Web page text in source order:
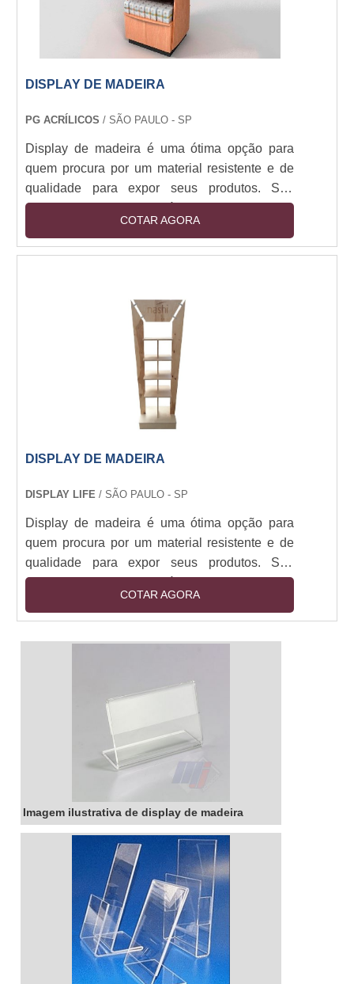
DISPLAY DE MADEIRA
PG ACRÍLICOS/ SÃO PAULO - SP
Display de madeira é uma ótima opção para
quem procura por um material resistente e de
qualidade para expor seus produtos. Seu
design moderno e versátil permite que seja
usado em diversos ambientes, desde lojas até
escritórios. Além disso, é possível personalizar
Seja para expor produtos, serviços ou
informações, o display de madeira é a escolha
COTAR AGORA
DISPLAY DE MADEIRA
DISPLAY LIFE/ SÃO PAULO - SP
Display de madeira é uma ótima opção para
quem procura por um material resistente e de
qualidade para expor seus produtos. Seu
design moderno e versátil permite que seja
usado em diversos ambientes, desde lojas até
escritórios. Além disso, é possível personalizar
o display de madeira para que se adeque ao
Seja para expor produtos, serviços ou
informações, o display de madeira é a escolha
COTAR AGORA
Imagem ilustrativa de display de madeira